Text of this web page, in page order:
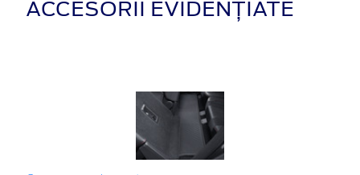
ACCESORII EVIDENȚIATE